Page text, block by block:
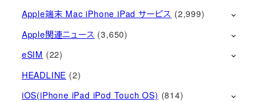
Apple端末 Mac iPhone iPad サービス (2,999)
Apple関連ニュース (3,650)
eSIM (22)
HEADLINE (2)
iOS(iPhone iPad iPod Touch OS) (814)